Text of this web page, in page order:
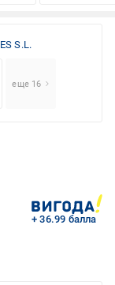
S.L.
еще 16
+ 36.99 балла